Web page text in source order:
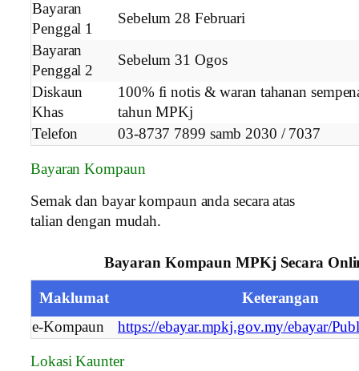
Bayaran
Penggal 1
Sebelum 28 Februari
Bayaran
Penggal 2
Sebelum 31 Ogos
Diskaun
Khas
100% fi notis & waran tahanan
tahun MPKj
Telefon
03-8737 7899 samb 2030 / 7037
Bayaran Kompaun
Semak dan bayar kompaun anda secara atas
talian dengan mudah.
Bayaran Kompaun MPKj Secara
Maklumat
Keterangan
e-Kompaun
https://ebayar.mpkj.gov.my/ebayar/
Lokasi Kaunter